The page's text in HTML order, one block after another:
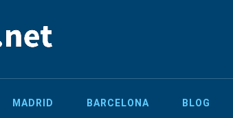
MADRID BARCELONA BLOG